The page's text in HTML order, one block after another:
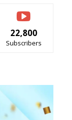
22,800
Subscribers